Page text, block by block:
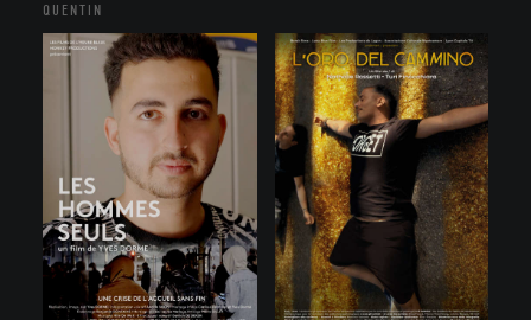
QUENTIN